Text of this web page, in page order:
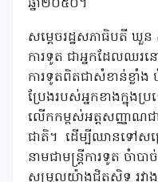
ឆ្នាំ២០៥០។
សម្តេចរដ្ឋសភាធិបតី ឃួន
ការទូត ជាអ្នកដែលឈរ
ការទូតពិតជាសំខាន់ខ្លាំ
ប្រែងរបស់អ្នកខាងក្នុង
លើកកម្ពស់អត្តសញ្ញាណជ
ជាតិ។ ដើម្បីឈានទៅស
នាមជាមន្រ្តីការទូត ចំាប